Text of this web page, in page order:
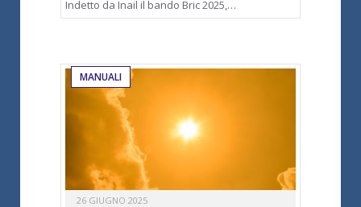
Indetto da Inail il bando Bric 2025,…
MANUALI
26 GIUGNO 2025